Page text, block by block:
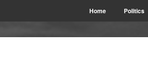
Home Politics